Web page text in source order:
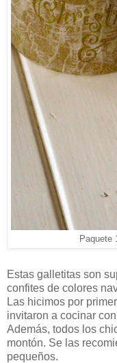
Paquete
Estas galletitas son
confites de colores
Las hicimos por
invitaron a cocinar
Además, todos los
montón. Se las
pequeños.